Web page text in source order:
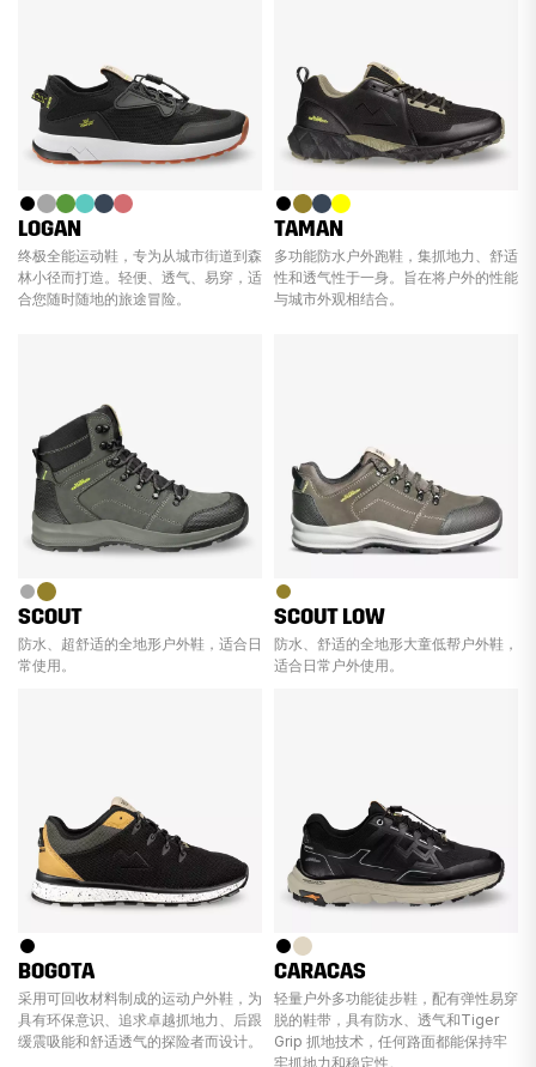
LOGAN
终极全能运动鞋，专为从城市街道到森
林小径而打造。轻便、透气、易穿，适
合您随时随地的旅途冒险。
TAMAN
多功能防水户外跑鞋，集抓地力、舒适
性和透气性于一身。旨在将户外的性能
与城市外观相结合。
SCOUT
防水、超舒适的全地形户外鞋，适合日
常使用。
SCOUT LOW
防水、舒适的全地形大童低帮户外鞋，
适合日常户外使用。
BOGOTA
采用可回收材料制成的运动户外鞋，为
具有环保意识、追求卓越抓地力、后跟
缓震吸能和舒适透气的探险者而设计。
CARACAS
轻量户外多功能徒步鞋，配有弹性易穿
脱的鞋带，具有防水、透气和Tiger
Grip 抓地技术，任何路面都能保持牢
牢抓地力和稳定性。